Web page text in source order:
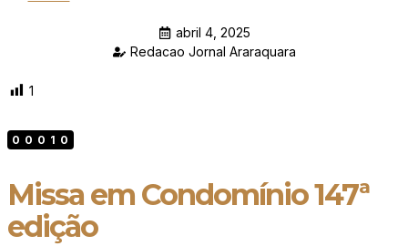
abril 4, 2025
Redacao Jornal Araraquara
1
00010
Missa em Condomínio 147ª
edição